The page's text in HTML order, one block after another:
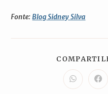
Fonte:Blog Sidney Silva
Abre
em
Abre
em